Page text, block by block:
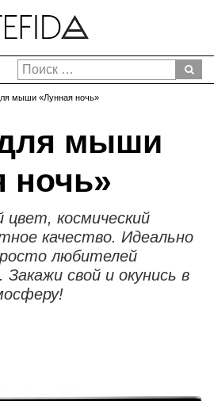
мыши «Лунная ночь»
мыши
ночь»
цвет, космический
качество. Идеально
любителей
свой и окунись в